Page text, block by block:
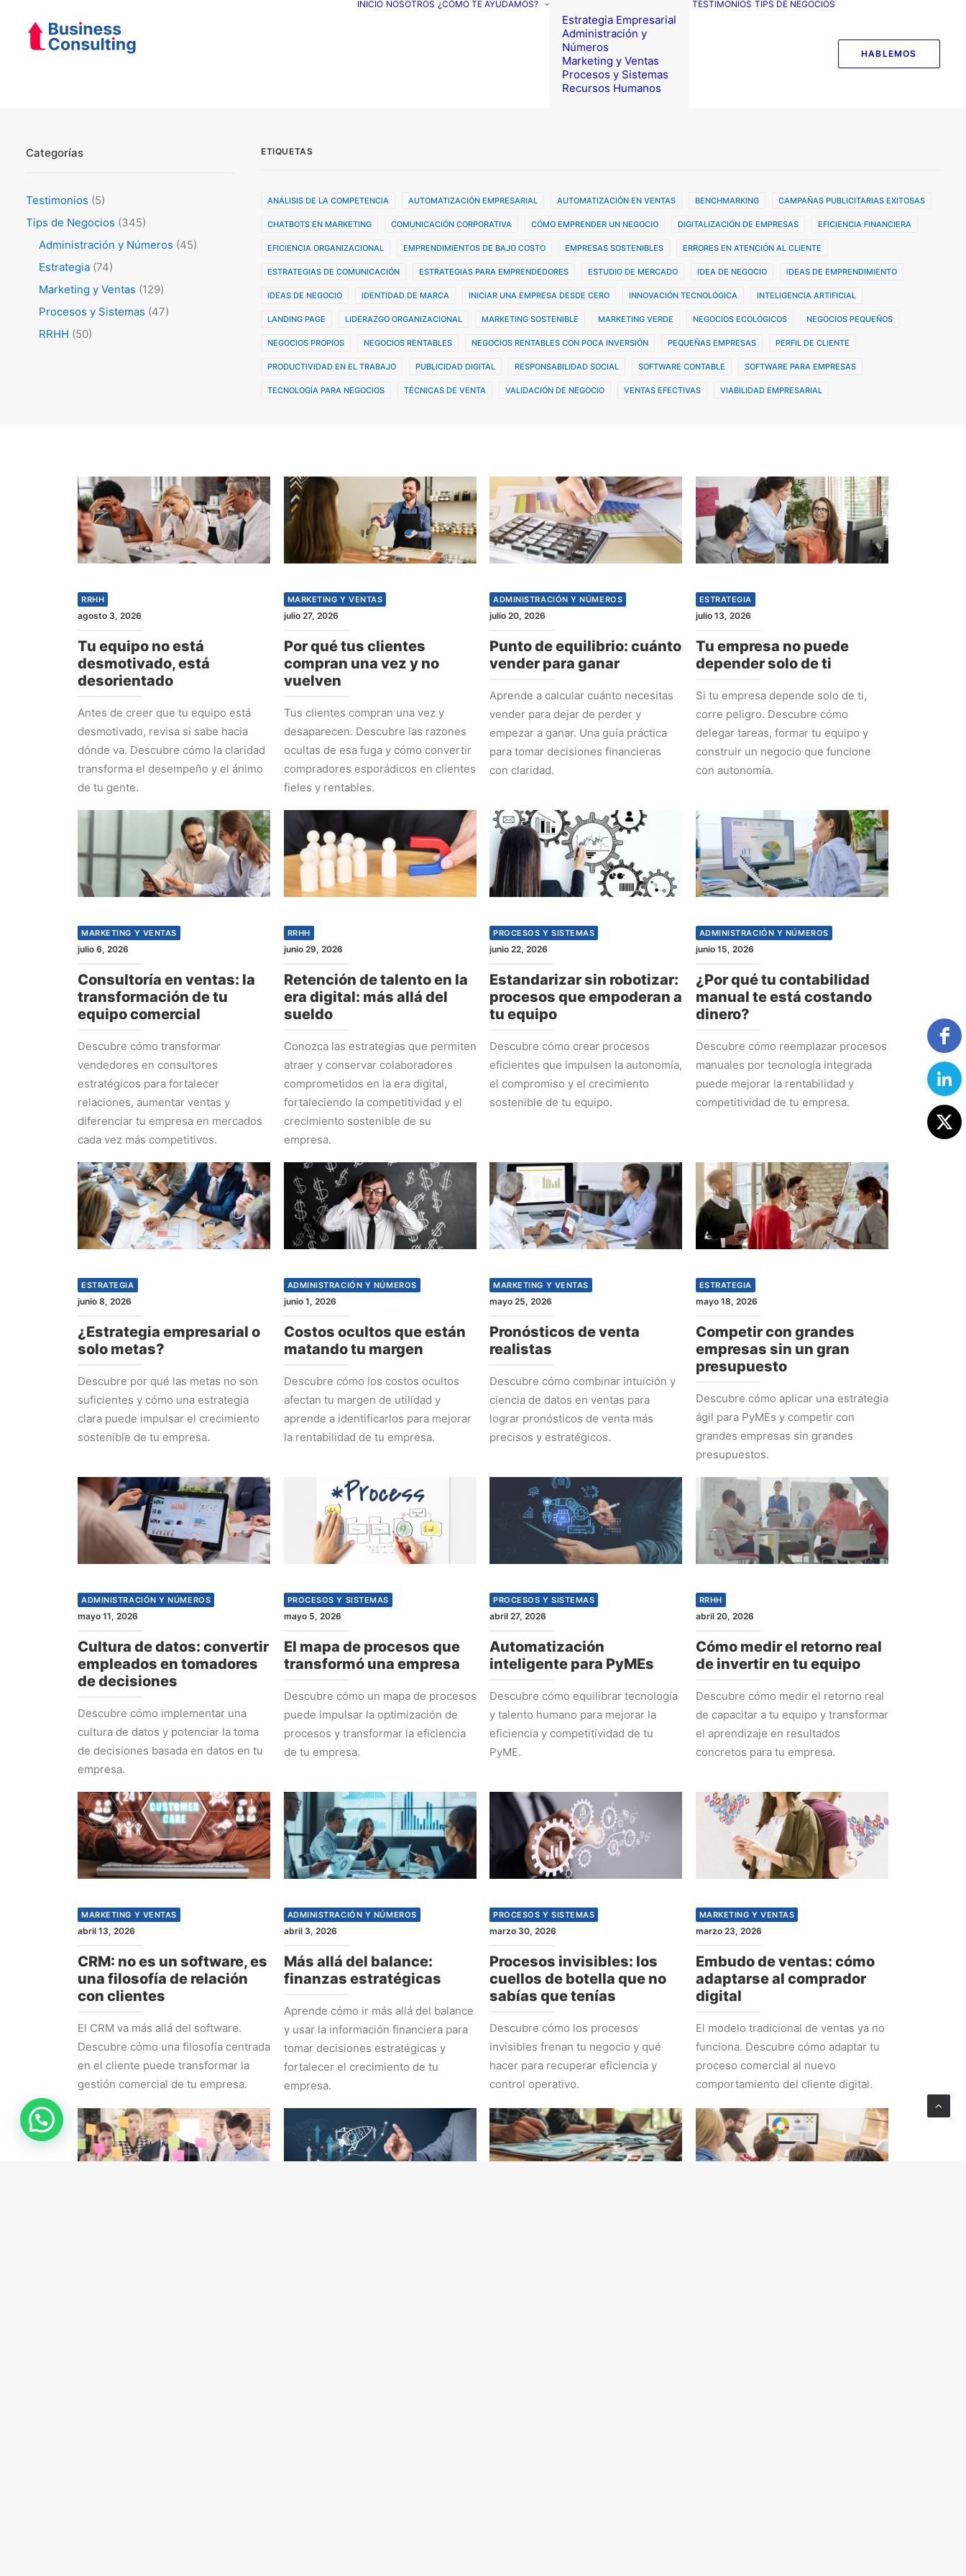
INICIO NOSOTROS ¿CÓMO TE AYUDAMOS?
Estrategia Empresarial
Administración y
Números
Marketing y Ventas
Procesos y Sistemas
Recursos Humanos
TESTIMONIOS TIPS DE NEGOCIOS
HABLEMOS
Categorías
Testimonios (5)
Tips de Negocios (345)
Administración y Números (45)
Estrategia (74)
Marketing y Ventas (129)
Procesos y Sistemas (47)
RRHH (50)
ETIQUETAS
ANÁLISIS DE LA COMPETENCIA AUTOMATIZACIÓN EMPRESARIAL AUTOMATIZACIÓN EN VENTAS BENCHMARKING CAMPAÑAS PUBLICITARIAS EXITOSAS
CHATBOTS EN MARKETING COMUNICACIÓN CORPORATIVA CÓMO EMPRENDER UN NEGOCIO DIGITALIZACIÓN DE EMPRESAS EFICIENCIA FINANCIERA
EFICIENCIA ORGANIZACIONAL EMPRENDIMIENTOS DE BAJO COSTO EMPRESAS SOSTENIBLES ERRORES EN ATENCIÓN AL CLIENTE
ESTRATEGIAS DE COMUNICACIÓN ESTRATEGIAS PARA EMPRENDEDORES ESTUDIO DE MERCADO IDEA DE NEGOCIO IDEAS DE EMPRENDIMIENTO
IDEAS DE NEGOCIO IDENTIDAD DE MARCA INICIAR UNA EMPRESA DESDE CERO INNOVACIÓN TECNOLÓGICA INTELIGENCIA ARTIFICIAL
LANDING PAGE LIDERAZGO ORGANIZACIONAL MARKETING SOSTENIBLE MARKETING VERDE NEGOCIOS ECOLÓGICOS NEGOCIOS PEQUEÑOS
NEGOCIOS PROPIOS NEGOCIOS RENTABLES NEGOCIOS RENTABLES CON POCA INVERSIÓN PEQUEÑAS EMPRESAS PERFIL DE CLIENTE
PRODUCTIVIDAD EN EL TRABAJO PUBLICIDAD DIGITAL RESPONSABILIDAD SOCIAL SOFTWARE CONTABLE SOFTWARE PARA EMPRESAS
TECNOLOGÍA PARA NEGOCIOS TÉCNICAS DE VENTA VALIDACIÓN DE NEGOCIO VENTAS EFECTIVAS VIABILIDAD EMPRESARIAL
RRHH
agosto 3, 2026
Tu equipo no está
desmotivado, está
desorientado
Antes de creer que tu equipo está
desmotivado, revisa si sabe hacia
dónde va. Descubre cómo la claridad
transforma el desempeño y el ánimo
de tu gente.
MARKETING Y VENTAS
julio 27, 2026
Por qué tus clientes
compran una vez y no
vuelven
Tus clientes compran una vez y
desaparecen. Descubre las razones
ocultas de esa fuga y cómo convertir
compradores esporádicos en clientes
fieles y rentables.
ADMINISTRACIÓN Y NÚMEROS
julio 20, 2026
Punto de equilibrio: cuánto
vender para ganar
Aprende a calcular cuánto necesitas
vender para dejar de perder y
empezar a ganar. Una guía práctica
para tomar decisiones financieras
con claridad.
ESTRATEGIA
julio 13, 2026
Tu empresa no puede
depender solo de ti
Si tu empresa depende solo de ti,
corre peligro. Descubre cómo
delegar tareas, formar tu equipo y
construir un negocio que funcione
con autonomía.
MARKETING Y VENTAS
julio 6, 2026
Consultoría en ventas: la
transformación de tu
equipo comercial
Descubre cómo transformar
vendedores en consultores
estratégicos para fortalecer
relaciones, aumentar ventas y
diferenciar tu empresa en mercados
cada vez más competitivos.
RRHH
junio 29, 2026
Retención de talento en la
era digital: más allá del
sueldo
Conozca las estrategias que permiten
atraer y conservar colaboradores
comprometidos en la era digital,
fortaleciendo la competitividad y el
crecimiento sostenible de su
empresa.
PROCESOS Y SISTEMAS
junio 22, 2026
Estandarizar sin robotizar:
procesos que empoderan a
tu equipo
Descubre cómo crear procesos
eficientes que impulsen la autonomía,
el compromiso y el crecimiento
sostenible de tu equipo.
ADMINISTRACIÓN Y NÚMEROS
junio 15, 2026
¿Por qué tu contabilidad
manual te está costando
dinero?
Descubre cómo reemplazar procesos
manuales por tecnología integrada
puede mejorar la rentabilidad y
competitividad de tu empresa.
ESTRATEGIA
junio 8, 2026
¿Estrategia empresarial o
solo metas?
Descubre por qué las metas no son
suficientes y cómo una estrategia
clara puede impulsar el crecimiento
sostenible de tu empresa.
ADMINISTRACIÓN Y NÚMEROS
junio 1, 2026
Costos ocultos que están
matando tu margen
Descubre cómo los costos ocultos
afectan tu margen de utilidad y
aprende a identificarlos para mejorar
la rentabilidad de tu empresa.
MARKETING Y VENTAS
mayo 25, 2026
Pronósticos de venta
realistas
Descubre cómo combinar intuición y
ciencia de datos en ventas para
lograr pronósticos de venta más
precisos y estratégicos.
ESTRATEGIA
mayo 18, 2026
Competir con grandes
empresas sin un gran
presupuesto
Descubre cómo aplicar una estrategia
ágil para PyMEs y competir con
grandes empresas sin grandes
presupuestos.
ADMINISTRACIÓN Y NÚMEROS
mayo 11, 2026
Cultura de datos: convertir
empleados en tomadores
de decisiones
Descubre cómo implementar una
cultura de datos y potenciar la toma
de decisiones basada en datos en tu
empresa.
PROCESOS Y SISTEMAS
mayo 5, 2026
El mapa de procesos que
transformó una empresa
Descubre cómo un mapa de procesos
puede impulsar la optimización de
procesos y transformar la eficiencia
de tu empresa.
PROCESOS Y SISTEMAS
abril 27, 2026
Automatización
inteligente para PyMEs
Descubre cómo equilibrar tecnología
y talento humano para mejorar la
eficiencia y competitividad de tu
PyME.
RRHH
abril 20, 2026
Cómo medir el retorno real
de invertir en tu equipo
Descubre cómo medir el retorno real
de capacitar a tu equipo y transformar
el aprendizaje en resultados
concretos para tu empresa.
MARKETING Y VENTAS
abril 13, 2026
CRM: no es un software, es
una filosofía de relación
con clientes
El CRM va más allá del software.
Descubre cómo una filosofía centrada
en el cliente puede transformar la
gestión comercial de tu empresa.
ADMINISTRACIÓN Y NÚMEROS
abril 3, 2026
Más allá del balance:
finanzas estratégicas
Aprende cómo ir más allá del balance
y usar la información financiera para
tomar decisiones estratégicas y
fortalecer el crecimiento de tu
empresa.
PROCESOS Y SISTEMAS
marzo 30, 2026
Procesos invisibles: los
cuellos de botella que no
sabías que tenías
Descubre cómo los procesos
invisibles frenan tu negocio y qué
hacer para recuperar eficiencia y
control operativo.
MARKETING Y VENTAS
marzo 23, 2026
Embudo de ventas: cómo
adaptarse al comprador
digital
El modelo tradicional de ventas ya no
funciona. Descubre cómo adaptar tu
proceso comercial al nuevo
comportamiento del cliente digital.